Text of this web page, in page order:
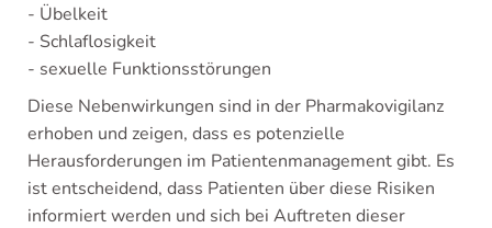
- Übelkeit
- Schlaflosigkeit
- sexuelle Funktionsstörungen
Diese Nebenwirkungen sind in der Pharmakovigilanz
erhoben und zeigen, dass es potenzielle
Herausforderungen im Patientenmanagement gibt. Es
ist entscheidend, dass Patienten über diese Risiken
informiert werden und sich bei Auftreten dieser